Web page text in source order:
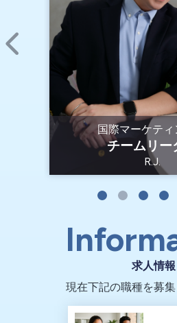
総務部
経理・会計／財
Q.N.
求人情報
現在下記の職種を募集